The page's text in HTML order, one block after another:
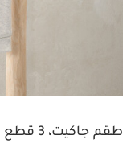
طقم جاكيت، 3 قطع